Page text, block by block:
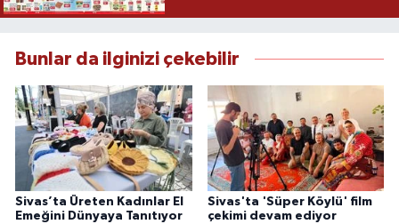
Bunlar da ilginizi çekebilir
Sivas’ta Üreten Kadınlar El
Emeğini Dünyaya Tanıtıyor
Sivas'ta 'Süper Köylü' film
çekimi devam ediyor